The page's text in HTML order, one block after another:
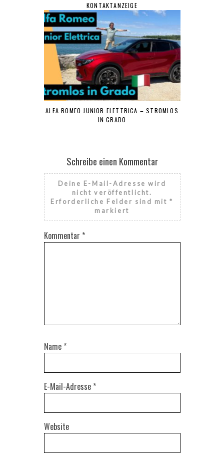
KONTAKTANZEIGE
ALFA ROMEO JUNIOR ELETTRICA – STROMLOS
IN GRADO
Schreibe einen Kommentar
Deine E-Mail-Adresse wird
nicht veröffentlicht.
Erforderliche Felder sind mit*
markiert
Kommentar *
Name *
E-Mail-Adresse *
Website